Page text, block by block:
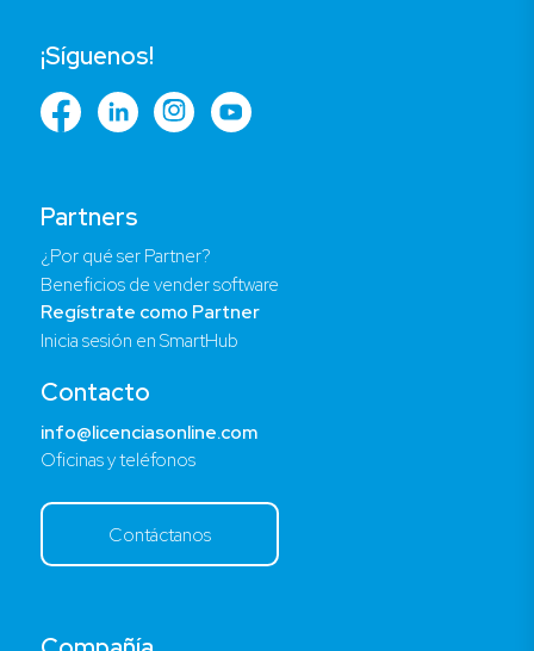
Partners
¿Por qué ser Partner?
Beneficios de vender software
Regístrate como Partner
Inicia sesión en SmartHub
Contacto
info@licenciasonline.com
Oficinas y teléfonos
Contáctanos
¡Síguenos!